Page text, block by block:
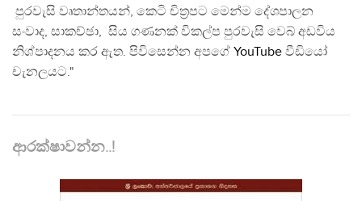
පුරවැසි වෘතාන්තයන්, කෙටි චිත්‍රපට මෙන්ම දේශපාලන
සංවාද, සාකච්ඡා, සිය ගණනක් විකල්ප පුරවැසි වෙබ් අඩවිය
නිශ්පාදනය කර ඇත. පිවිසෙන්න අපගේ YouTube වීඩියෝ
චැනලයට."
ආරක්ෂාවන්න..!